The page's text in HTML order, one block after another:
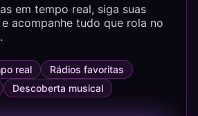
em tempo real, siga suas
acompanhe tudo que rola no
real
Rádios favoritas
Descoberta musical